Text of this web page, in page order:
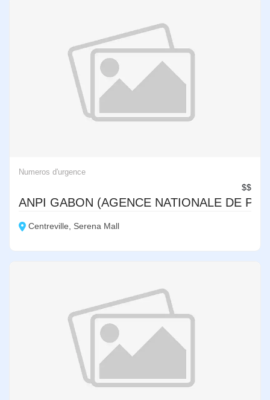
Numeros d'urgence
$$
ANPI GABON (AGENCE NATIONALE DE
Centreville, Serena Mall